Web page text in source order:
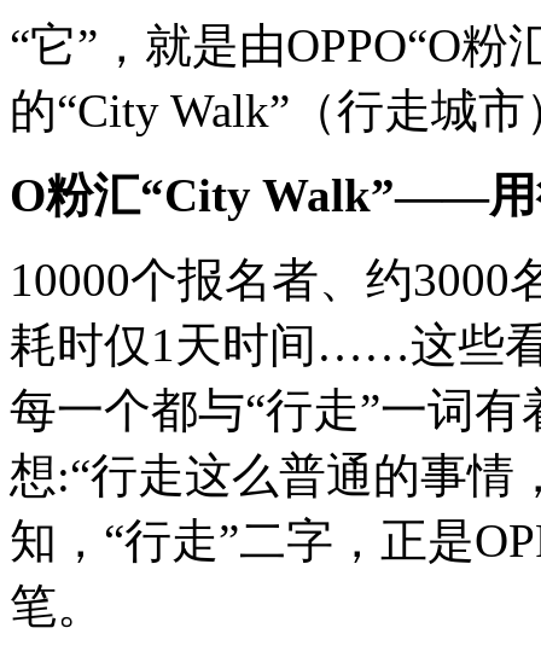
“它”，就是由OPPO“O
的“City Walk”（行走城
O粉汇“City Walk”——用
10000个报名者、约
耗时仅1天时间……这些
每一个都与“行走”一词
想:“行走这么普通的事情
知，“行走”二字，正是
笔。